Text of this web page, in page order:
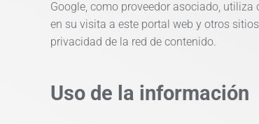
Google, como proveedor asociado,
en su visita a este portal web y otros
privacidad de la red de contenido.
Uso de la información